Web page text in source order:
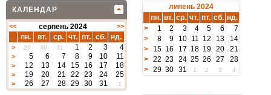
КАЛЕНДАР
<< серпень 2024 >>
пн. вт. ср. чт. пт. сб. нд.
> 29 30 31 1 2 3 4
> 5 6 7 8 9 10 11
> 12 13 14 15 16 17 18
> 19 20 21 22 23 24 25
> 26 27 28 29 30 31 1
липень 2024
пн. вт. ср. чт. пт. сб. нд.
>
1 2 3 4 5 6
7
>
8 9 10 11 12 13
14
>
15 16 17 18 19 20
21
> 22 23 24 25 26 27
28
> 29 30 31 1 2 3 4